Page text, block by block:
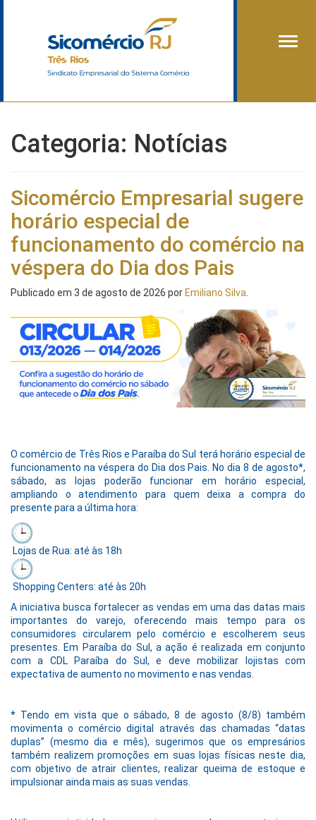
Categoria: Notícias
Sicomércio Empresarial sugere
horário especial de
funcionamento do comércio na
véspera do Dia dos Pais
Publicado em 3 de agosto de 2026 por Emiliano Silva
O comércio de Três Rios e Paraíba do Sul terá horário especial de
funcionamento na véspera do Dia dos Pais. No dia 8 de agosto*,
sábado, as lojas poderão funcionar em horário especial,
ampliando o atendimento para quem deixa a compra do
presente para a última hora:
Lojas de Rua: até às 18h
Shopping Centers: até às 20h
A iniciativa busca fortalecer as vendas em uma das datas mais
importantes do varejo, oferecendo mais tempo para os
consumidores circularem pelo comércio e escolherem seus
presentes. Em Paraíba do Sul, a ação é realizada em conjunto
com a CDL Paraíba do Sul, e deve mobilizar lojistas com
expectativa de aumento no movimento e nas vendas.
* Tendo em vista que o sábado, 8 de agosto (8/8) também
movimenta o comércio digital através das chamadas “datas
duplas” (mesmo dia e mês), sugerimos que os empresários
também realizem promoções em suas lojas físicas neste dia,
com objetivo de atrair clientes, realizar queima de estoque e
impulsionar ainda mais as suas vendas.